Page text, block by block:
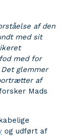
af den
med sit
med for
glemmer
af
Mads
og udført af